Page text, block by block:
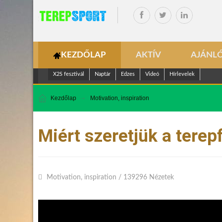
KEZDŐLAP AKTÍV
X2S fesztivál Naptár Edzes Videó Hírlevelek
Kezdőlap Motivation, inspiration
Miért szeretjük a
Motivation, inspiration / 139296 Nézetek